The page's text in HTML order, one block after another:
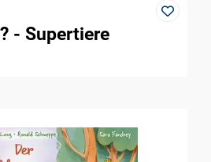
- Supertiere